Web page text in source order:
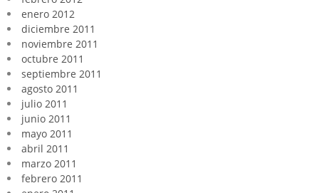
enero 2012
diciembre 2011
noviembre 2011
octubre 2011
septiembre 2011
agosto 2011
julio 2011
junio 2011
mayo 2011
abril 2011
marzo 2011
febrero 2011